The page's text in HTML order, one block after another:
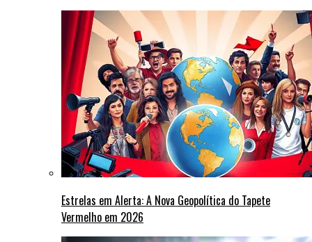
Estrelas em Alerta: A Nova Geopolítica do Tapete
Vermelho em 2026